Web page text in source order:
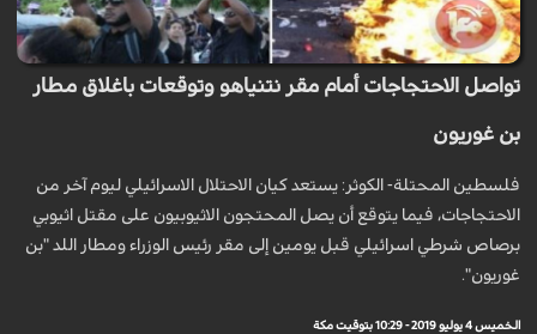
تواصل الاحتجاجات أمام مقر نتنياهو وتوقعات باغلاق مطار
بن غوريون
فلسطين المحتلة- الكوثر: يستعد كيان الاحتلال الاسرائيلي ليوم آخر من
الاحتجاجات، فيما يتوقع أن يصل المحتجون الاثيوبيون على مقتل اثيوبي
برصاص شرطي اسرائيلي قبل يومين إلى مقر رئيس الوزراء ومطار اللد "بن
غوريون".
الخميس 4 يوليو 2019 - 10:29 بتوقيت مكة